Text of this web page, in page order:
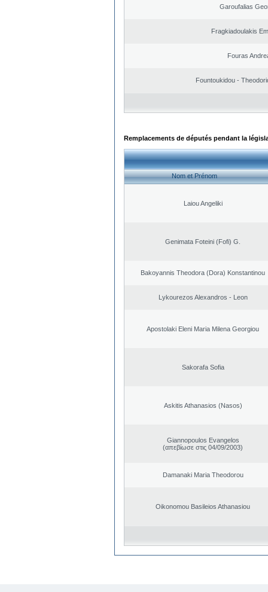
Garoufalias
Fragkiadoulakis
Fouras
Fountoukidou -
Remplacements de députés pendant la
Nom et Prénom
Laiou Angeliki
Genimata Foteini (Fofi) G.
Bakoyannis Theodora (Dora) Konstantinou
Lykourezos Alexandros - Leon
Apostolaki Eleni Maria Milena Georgiou
Sakorafa Sofia
Askitis Athanasios (Nasos)
Giannopoulos Evangelos
(απεβίωσε στις 04/09/2003)
Damanaki Maria Theodorou
Oikonomou Basileios Athanasiou